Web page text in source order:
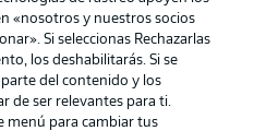
Aviso legal
Declaracion de privacidad
Trabajos
«nosotros y nuestros socios
Si seleccionas Rechazarlas
los deshabilitarás. Si se
del contenido y los
de ser relevantes para ti.
menú para cambiar tus